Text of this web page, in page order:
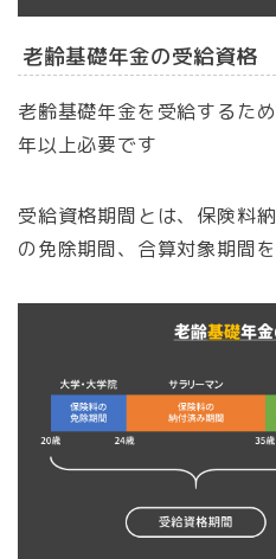
老齢基礎年金の受給資格
老齢基礎年金を受給するた
年以上必要です
受給資格期間とは、保険料
の免除期間、合算対象期間